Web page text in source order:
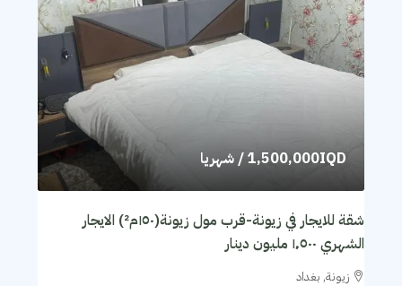
1,500,000IQD/ شهريا
شقة للايجار في زيونة-قرب مول زيونة(١٥٠م²) الايجار
الشهري ١٬٥٠٠ مليون دينار
زيونة, بغداد